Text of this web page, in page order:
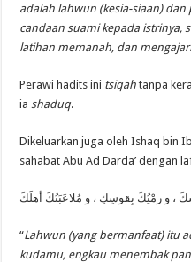
adalah lahwun (kesia-siaan)
candaan suami kepada istrinya,
latihan memanah, dan
Perawi hadits ini tsiqah tanpa
ia shaduq.
Dikeluarkan juga oleh Ishaq bin
sahabat Abu Ad Darda’ dengan
، و رمْيُكَ بِقوسِكِ ، و مُلاعَبَتُكَ أهلَكَ
“Lahwun (yang bermanfaat) itu
kudamu, engkau menembak